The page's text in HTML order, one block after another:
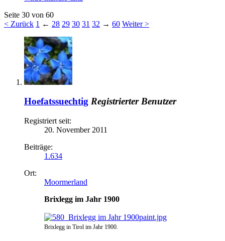
Seite 30 von 60
< Zurück 1 ← 28 29 30 31 32 → 60 Weiter >
Hoefatssuechtig Registrierter Benutzer
Registriert seit:
20. November 2011
Beiträge:
1.634
Ort:
Moormerland
Brixlegg im Jahr 1900
Brixlegg in Tirol im Jahr 1900.